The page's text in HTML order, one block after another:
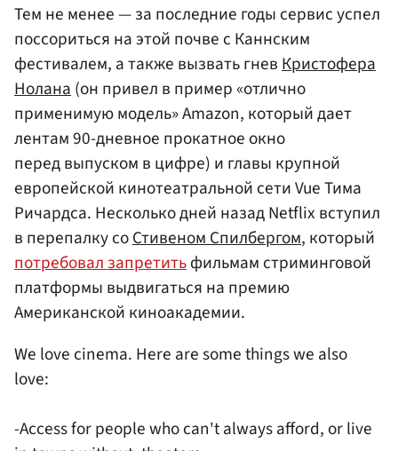
Тем не менее — за последние годы сервис успел
поссориться на этой почве с Каннским
фестивалем, а также вызвать гневКристофера
Нолана(он привел в пример «отлично
применимую модель» Amazon, который дает
лентам 90-дневное прокатное окно
перед выпуском в цифре) и главы крупной
европейской кинотеатральной сети Vue Тима
Ричардса. Несколько дней назад Netflix вступил
в перепалку соСтивеном Спилбергом, который
потребовал запретитьфильмам стриминговой
платформы выдвигаться на премию
Американской киноакадемии.
We love cinema. Here are some things we also
love:
-Access for people who can't always afford, or live